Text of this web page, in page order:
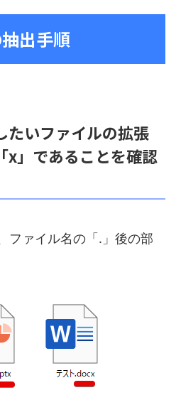
出手順
たいファイルの拡張
x」であることを確認
ファイル名の「.」後の部